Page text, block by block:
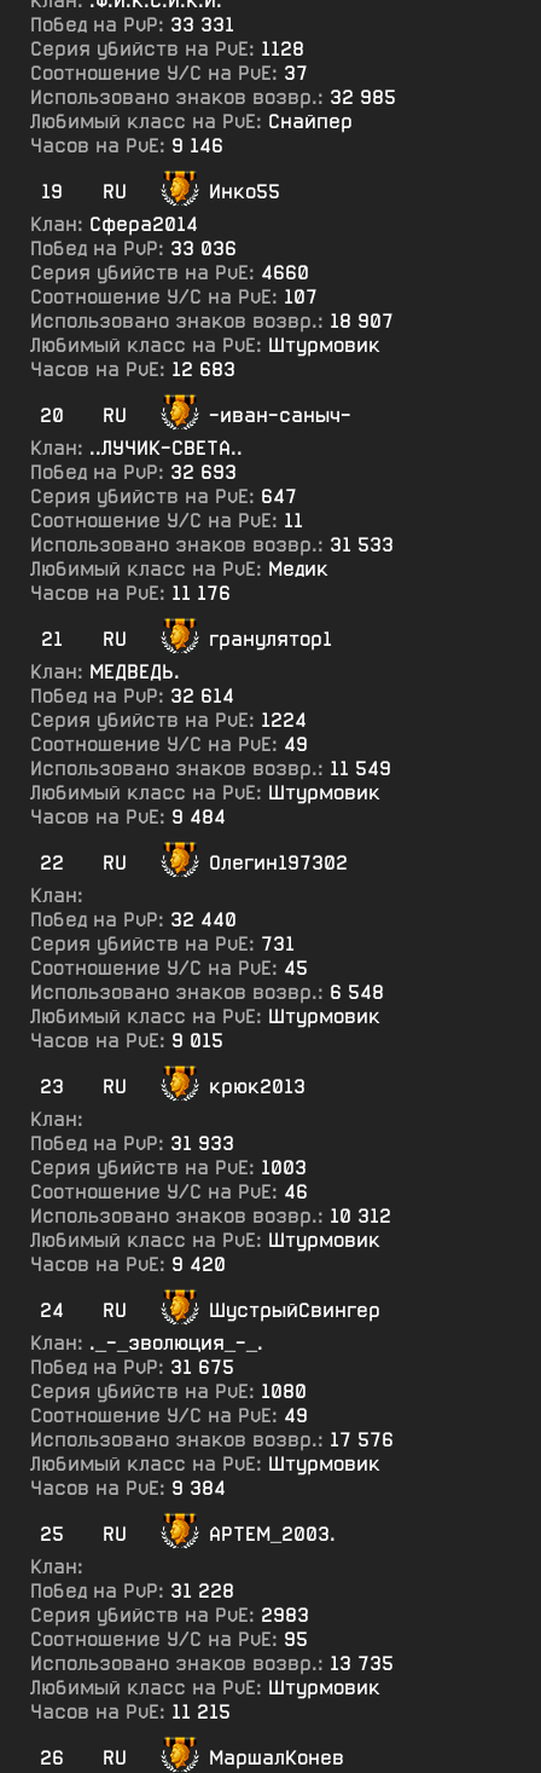
Побед на PvP: 33 331
Серия убийств на PvE: 1128
Соотношение У/С на PvE: 37
Использовано знаков возвр.: 32 985
Любимый класс на PvE: Снайпер
Часов на PvE: 9 146
19
RU
Инко55
Клан: Сфера2014
Побед на PvP: 33 036
Серия убийств на PvE: 4660
Соотношение У/С на PvE: 107
Использовано знаков возвр.: 18 907
Любимый класс на PvE: Штурмовик
Часов на PvE: 12 683
20
RU
-иван-саныч-
Клан: ..ЛУЧИК-СВЕТА..
Побед на PvP: 32 693
Серия убийств на PvE: 647
Соотношение У/С на PvE: 11
Использовано знаков возвр.: 31 533
Любимый класс на PvE: Медик
Часов на PvE: 11 176
21
RU
гранулятор1
Клан: МЕДВЕДЬ.
Побед на PvP: 32 614
Серия убийств на PvE: 1224
Соотношение У/С на PvE: 49
Использовано знаков возвр.: 11 549
Любимый класс на PvE: Штурмовик
Часов на PvE: 9 484
22
RU
Олегин197302
Клан:
Побед на PvP: 32 440
Серия убийств на PvE: 731
Соотношение У/С на PvE: 45
Использовано знаков возвр.: 6 548
Любимый класс на PvE: Штурмовик
Часов на PvE: 9 015
23
RU
крюк2013
Клан:
Побед на PvP: 31 933
Серия убийств на PvE: 1003
Соотношение У/С на PvE: 46
Использовано знаков возвр.: 10 312
Любимый класс на PvE: Штурмовик
Часов на PvE: 9 420
24
RU
ШустрыйСвингер
Клан: ._-_эволюция_-_.
Побед на PvP: 31 675
Серия убийств на PvE: 1080
Соотношение У/С на PvE: 49
Использовано знаков возвр.: 17 576
Любимый класс на PvE: Штурмовик
Часов на PvE: 9 384
25
RU
АРТЕМ_2003.
Клан:
Побед на PvP: 31 228
Серия убийств на PvE: 2983
Соотношение У/С на PvE: 95
Использовано знаков возвр.: 13 735
Любимый класс на PvE: Штурмовик
Часов на PvE: 11 215
26
RU
МаршалКонев